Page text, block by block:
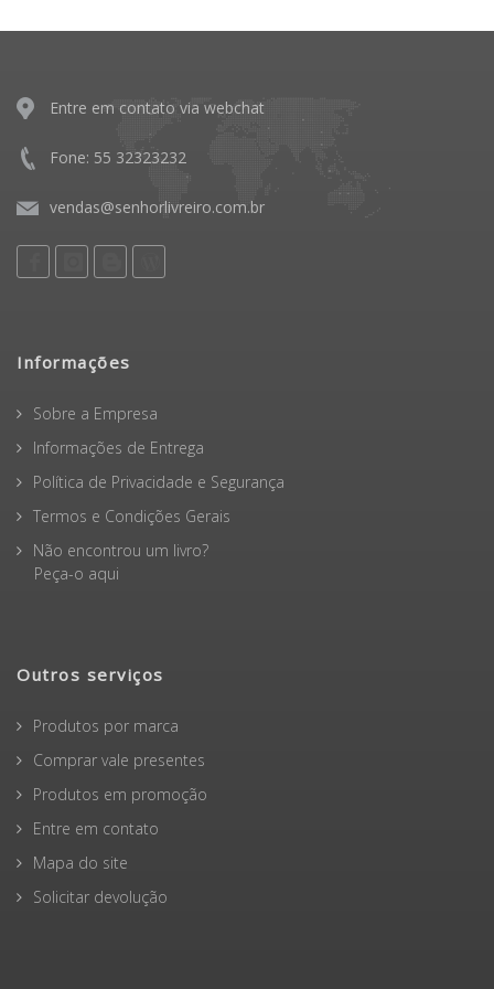
Entre em contato via webchat
Fone: 55 32323232
vendas@senhorlivreiro.com.br
Informações
Sobre a Empresa
Informações de Entrega
Política de Privacidade e Segurança
Termos e Condições Gerais
Não encontrou um livro?
Peça-o aqui
Outros serviços
Produtos por marca
Comprar vale presentes
Produtos em promoção
Entre em contato
Mapa do site
Solicitar devolução